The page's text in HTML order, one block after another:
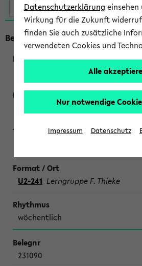
Beginn um 8 Uhr
U2-241 Lerngruppe F. Thieke
wöchentlich
231090
Datenschutzerklärung
Wirkung für die Zukunft
finden Sie auch zusätzliche
verwendeten Cookies und
Alle
Nur notwendige
Impressum Datenschutz